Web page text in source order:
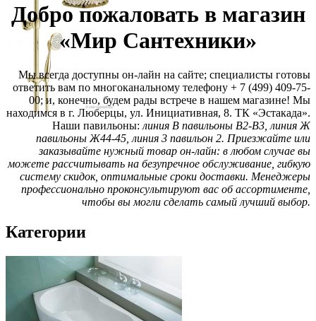
Добро пожаловать в магазин
«Мир Сантехники»
Мы всегда доступны он-лайн на сайте; специалисты готовы
ответить вам по многоканальному телефону + 7 (499) 409-75-
00; и, конечно, будем рады встрече в нашем магазине! Мы
находимся в г. Люберцы, ул. Инициативная, 8. ТК «Эстакада».
Наши павильоны: линия В павильоны В2-В3, линия Ж
павильоны Ж44-45, линия 3 павильон 2. Приезжайте или
заказывайте нужный товар он-лайн: в любом случае вы
можете рассчитывать на безупречное обслуживание, гибкую
систему скидок, оптимальные сроки доставки. Менеджеры
профессионально проконсультируют вас об ассортименте,
чтобы вы могли сделать самый лучший выбор.
Категории